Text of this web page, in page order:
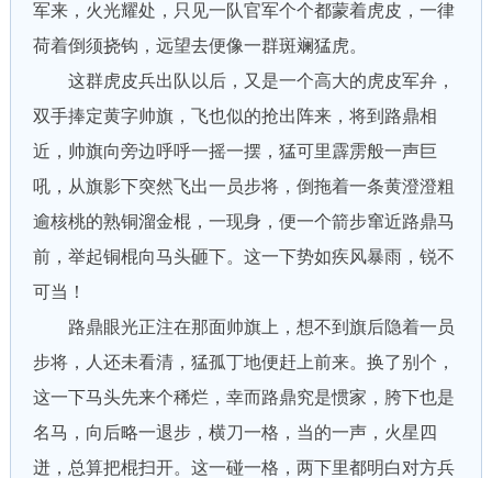
军来，火光耀处，只见一队官军个个都蒙着虎皮，一律
荷着倒须挠钩，远望去便像一群斑斓猛虎。
这群虎皮兵出队以后，又是一个高大的虎皮军弁，
双手捧定黄字帅旗，飞也似的抢出阵来，将到路鼎相
近，帅旗向旁边呼呼一摇一摆，猛可里霹雳般一声巨
吼，从旗影下突然飞出一员步将，倒拖着一条黄澄澄粗
逾核桃的熟铜溜金棍，一现身，便一个箭步窜近路鼎马
前，举起铜棍向马头砸下。这一下势如疾风暴雨，锐不
可当！
路鼎眼光正注在那面帅旗上，想不到旗后隐着一员
步将，人还未看清，猛孤丁地便赶上前来。换了别个，
这一下马头先来个稀烂，幸而路鼎究是惯家，胯下也是
名马，向后略一退步，横刀一格，当的一声，火星四
迸，总算把棍扫开。这一碰一格，两下里都明白对方兵